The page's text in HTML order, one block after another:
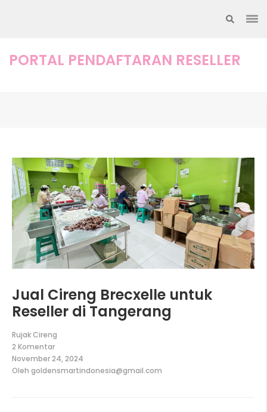
Enter)PORTAL PENDAFTARAN RESELLER
Jual Cireng Brecxelle untuk
Reseller di Tangerang
Rujak Cireng
2 Komentar
pada
Jual
Cireng
November 24, 2024
Oleh goldensmartindonesia@gmail.com